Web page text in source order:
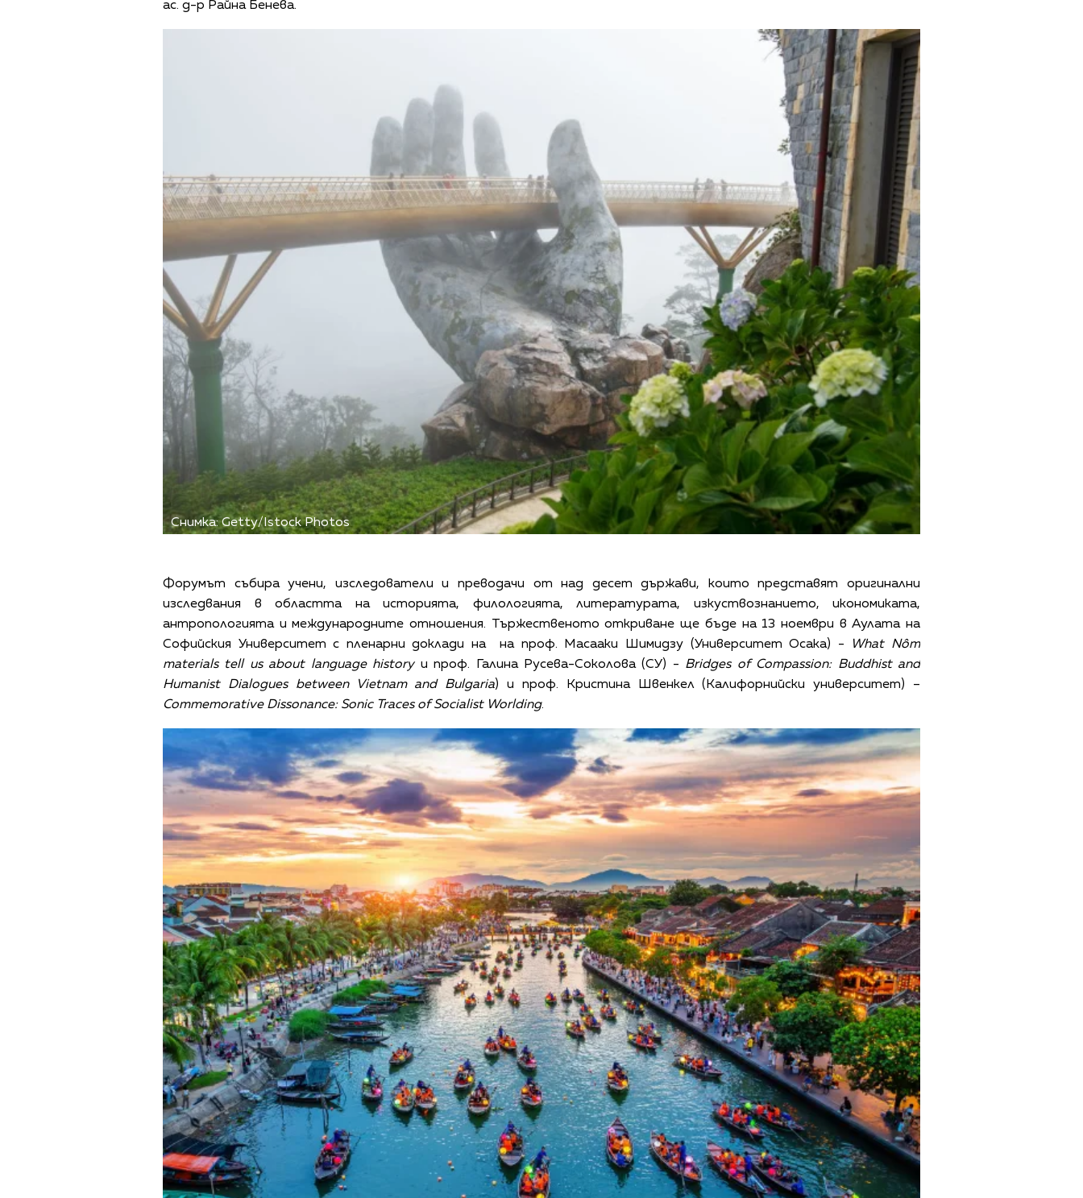
ас. д-р Райна Бенева.
Снимка: Getty/Istock Photos
Форумът събира учени, изследователи и преводачи от над десет държави, които представят оригинални
изследвания в областта на историята, филологията, литературата, изкуствознанието, икономиката,
антропологията и международните отношения. Тържественото откриване ще бъде на 13 ноември в Аулата на
Софийския Университет с пленарни доклади на на проф. Масааки Шимидзу (Университет Осака) -
What Nôm
materials tell us about language history и проф. Галина Русева-Соколова (СУ) - Bridges of Compassion: Buddhist and
Humanist Dialogues between Vietnam and Bulgaria) и проф. Кристина Швенкел (Калифорнийски университет) –
Commemorative Dissonance: Sonic Traces of Socialist Worlding.